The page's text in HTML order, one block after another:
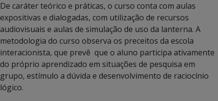
De caráter teórico e práticas, o curso conta com aulas
expositivas e dialogadas, com utilização de recursos
audiovisuais e aulas de simulação de uso da lanterna. A
metodologia do curso observa os preceitos da escola
interacionista, que prevê que o aluno participa ativamente
do próprio aprendizado em situações de pesquisa em
grupo, estímulo a dúvida e desenvolvimento de raciocínio
lógico.